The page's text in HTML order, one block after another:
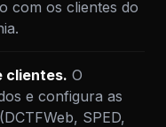
com os clientes do
clientes. O
e configura as
SPED,